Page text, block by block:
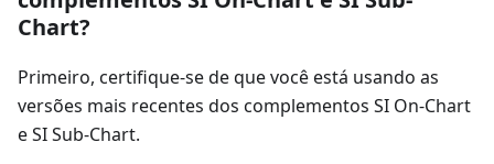
Chart?
Primeiro, certifique-se de que você está usando as
versões mais recentes dos complementos SI On-Chart
e SI Sub-Chart.